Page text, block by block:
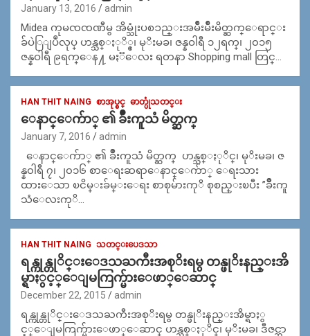
January 13, 2016 admin
Midea ကုမၸၸဏီမွ အိမ္သုံးပစၥည္းအမ်ိဳးမ်ိဳးမိတ္ဆက္ေရာင္း
ခ်ပဲြျပဳလုပ္ ဟန္သစ္ႏုိ္င္၊ မုိးမခ၊ ဇန္နဝါရီ ၁၂ရက္၊ ၂၀၁၅
ဇန္နဝါရီ ၉ရက္ေန႔ မႏၱေလး ရတနာ Shopping mall တြင္…
HAN THIT NAING စာအုပ္စင္ ဓာတ္ပုံသတင္း
ေနာင္ေက်ာ္ ၏ ခ်ဳိးကူသံ မိတ္ဆက္
January 7, 2016 admin
ေနာင္ေက်ာ္ ၏ ခ်ဳိးကူသံ မိတ္ဆက္ ဟန္သစ္ႏုိင္၊ မုိးမခ၊ ဇ
န္န၀ါရီ ၇၊ ၂၀၁၆ စာေရးဆရာေနာင္ေက်ာ္ ေရးသား
ထားေသာ ၿငိမ္းခ်မ္းေရး စာစုမ်ားကုိ စုစည္းၿပီး ”ခ်ိဳးကူ
သံေလးကုိ…
HAN THIT NAING သတင္းပေဒသာ
ရန္ကုန္တုိင္းေဒသႀကီးအစုိးရမွ တန္ဖုိးနည္းအိ
မ္ရာႏွင့္ေျမကြက္မ်ားေဖာ္ေဆာင္
December 22, 2015 admin
ရန္ကုန္တုိင္းေဒသႀကီးအစုိးရမွ တန္ဖုိးနည္းအိမ္ရာႏွ
င့္ေျမကြက္မ်ားေဖာ္ေဆာင္ ဟန္သစ္ႏုိင္၊ မုိးမခ၊ ဒီဇင္ဘာ